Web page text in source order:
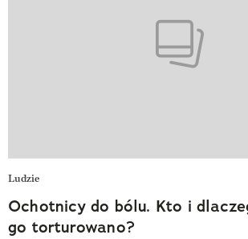
Ludzie
Ochotnicy do bólu. Kto i
go torturowano?